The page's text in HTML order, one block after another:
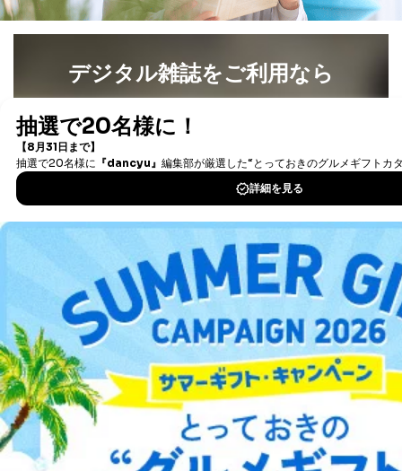
デジタル雑誌をご利用なら
書籍）が無料で読み放題！
DOWNLOAD FOR IOS
DOWNLOAD FOR ANDROID
ご利用方法はこちら
総合案内
アフィリエイト 採用情報
プレスリリース お問い合わせ